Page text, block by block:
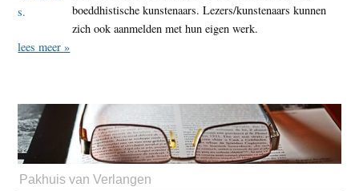
boeddhistische kunstenaars. Lezers/kunstenaars kunnen
zich ook aanmelden met hun eigen werk.
lees meer »
Pakhuis van Verlangen